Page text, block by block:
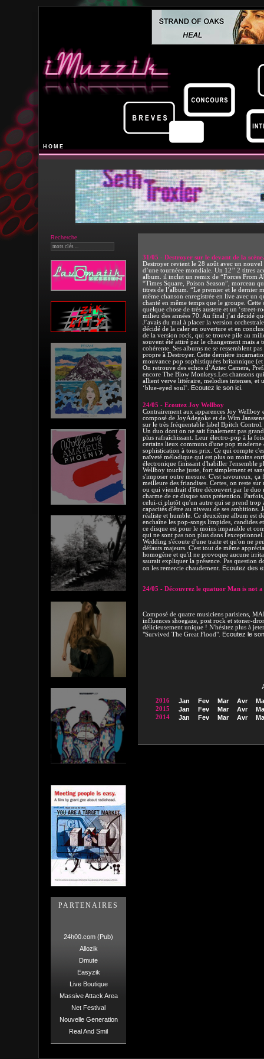
HOME
Recherche
PARTENAIRES
24h00.com (Pub)
Allozik
Dmute
Easyzik
Live Boutique
Massive Attack Area
Net Festival
Nouvelle Generation
Real And Smil
31/05 - Destroyer sur le devant de la scène.
Destroyer revient le 28 août avec un nouvel
d’une tournéee mondiale. Un 12’’ 2 titres
album. il inclut un remix de “Forces From
“Times Square, Poison Season”, morceau
titres de l’album. “Le premier et le dernier
même chanson enregistrée en live avec un
chanté en même temps que le groupe.
quelque chose de très austere et un ‘street-
milieu des années 70. Au final j’ai décidé
J’avais du mal à placer la version
décidé de la caler en ouverture et en
de la version rock, qui se trouve pile au
souvent été attiré par le changement mais a
cohérente. Ses albums ne se ressemblent
propre à Destroyer. Cette dernière
mouvance pop sophistiquées britannique (et
On retrouve des echos d’Aztec Camera,
encore The Blow Monkeys.Les chansons
allient verve littéraire, melodies intenses, et
‘blue-eyed soul’.
Ecoutez le son ici.
24/05 - Ecoutez Joy Wellboy
Contrairement aux apparences Joy
composé de JoyAdegoke et de Wim
sur le très fréquentable label Bpitch Control.
Un duo dont on ne sait finalement pas
plus rafraîchissant. Leur électro-pop à la
certains lieux communs d'une pop moderne
sophistication à tous prix. Ce qui compte
naïveté mélodique qui est plus ou moins
électronique finissant d'habiller l'ensemble
Wellboy touche juste, fort simplement et
s'imposer outre mesure. C'est savoureux,
meilleure des friandises. Certes, on reste
ou qui viendrait d'être découvert par le duo
charme de ce disque sans prétention.
celui-ci plutôt qu'un autre qui se prend trop
capacités d'être au niveau de ses
réaliste et humble. Ce deuxième album est
enchaîne les pop-songs limpides, candides
ce disque est pour le moins imparable et
qui ne sont pas non plus dans
Wedding s'écoute d'une traite et qu'on ne
défauts majeurs. C'est tout de même
homogène et qu'il ne provoque aucune
saurait expliquer la présence. Pas question
on les remercie chaudement.
Ecoutez des
24/05 - Découvrez le quatuor Man is not
Composé de quatre musiciens parisiens,
influences shoegaze, post rock et stoner-
délicieusement unique ! N'hésitez plus à
"Survived The Great Flood".
Ecoutez le
2016 Jan Fev Mar Avr
2015 Jan Fev Mar Avr
2014 Jan Fev Mar Avr